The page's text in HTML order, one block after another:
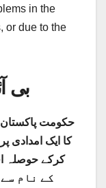
in the
or due to the
بی
کا ایک امدادی
کرکے حوصلہ